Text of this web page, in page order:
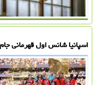
اسپانیا شانس اول قهرمانی جام